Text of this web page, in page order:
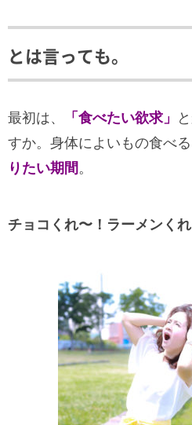
とは言っても。
最初は、 「食べたい欲求」
すか。身体によいもの食べ
りたい期間 。
チョコくれ〜！ラーメンくれ